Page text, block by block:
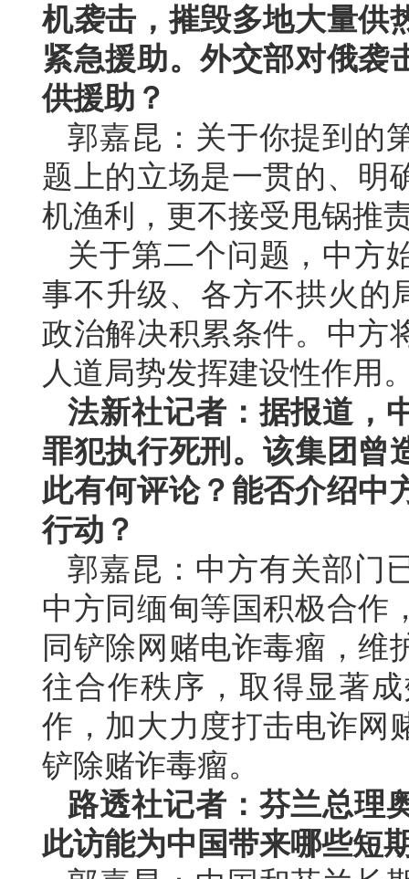
机袭击，摧毁多地大量供
紧急援助。外交部对俄袭
供援助？
郭嘉昆：关于你提到的
题上的立场是一贯的、明
机渔利，更不接受甩锅推
关于第二个问题，中方
事不升级、各方不拱火的
政治解决积累条件。中方
人道局势发挥建设性作用
法新社记者：据报道，
罪犯执行死刑。该集团曾
此有何评论？能否介绍中
行动？
郭嘉昆：中方有关部门
中方同缅甸等国积极合作
同铲除网赌电诈毒瘤，维
往合作秩序，取得显著
作，加大力度打击电诈网
铲除赌诈毒瘤。
路透社记者：芬兰总理
此访能为中国带来哪些短